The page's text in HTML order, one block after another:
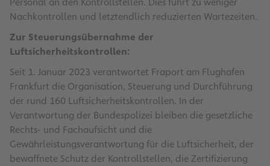
Nachkontrollen und letztendlich reduzierten Wartezeiten.
Zur Steuerungsübernahme der
Luftsicherheitskontrollen:
Seit 1. Januar 2023 verantwortet Fraport am Flughafen
Frankfurt die Organisation, Steuerung und Durchführung
der rund 160 Luftsicherheitskontrollen. In der
Verantwortung der Bundespolizei bleiben die gesetzliche
Rechts- und Fachaufsicht und die
Gewährleistungsverantwortung für die Luftsicherheit, der
bewaffnete Schutz der Kontrollstellen, die Zertifizierung